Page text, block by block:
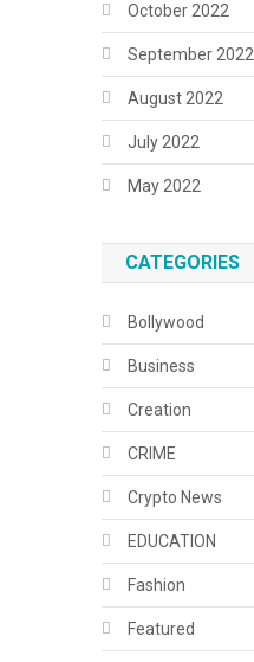
October 2022
September 2022
August 2022
July 2022
May 2022
CATEGORIES
Bollywood
Business
Creation
CRIME
Crypto News
EDUCATION
Fashion
Featured